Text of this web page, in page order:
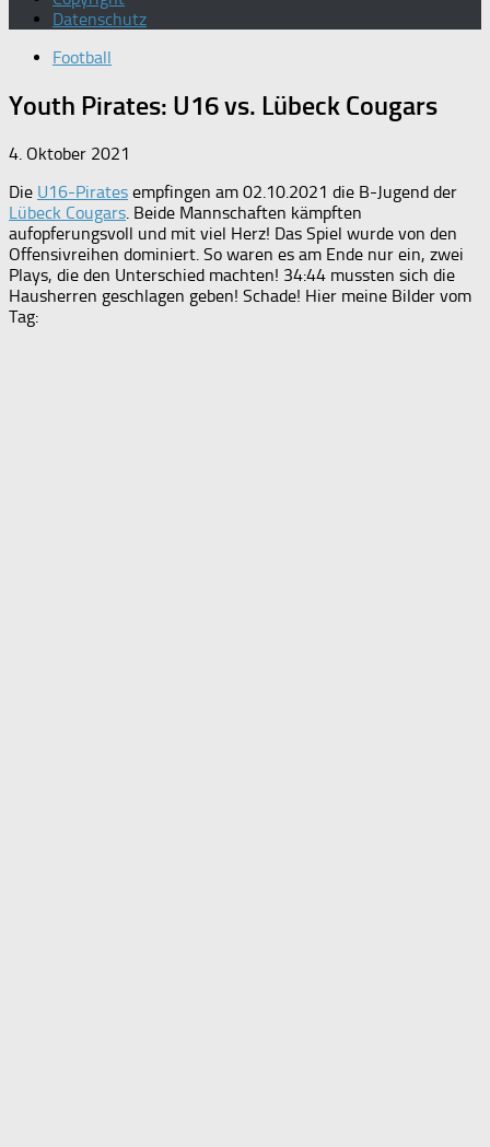
Datenschutz
Football
Youth Pirates: U16 vs. Lübeck Cougars
4. Oktober 2021
Die U16-Pirates empfingen am 02.10.2021 die B-Jugend der
Lübeck Cougars. Beide Mannschaften kämpften
aufopferungsvoll und mit viel Herz! Das Spiel wurde von den
Offensivreihen dominiert. So waren es am Ende nur ein, zwei
Plays, die den Unterschied machten! 34:44 mussten sich die
Hausherren geschlagen geben! Schade! Hier meine Bilder vom
Tag: